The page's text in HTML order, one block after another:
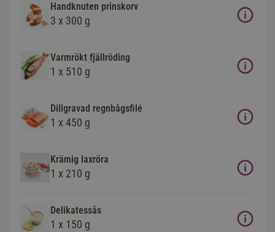
Handknuten prinskorv
3 x 300 g
Varmrökt fjällröding
1 x 510 g
Dillgravad regnbågsfilé
1 x 450 g
Krämig laxröra
1 x 210 g
Delikatessås
1 x 150 g